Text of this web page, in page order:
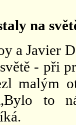
na
a Javier
- při
malým
to